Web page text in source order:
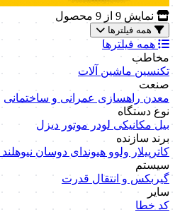
نمایش 9 از 9 محصول
همه فیلترها
همه فیلترها
مخاطب
تکنسین ماشین آلات
صنعت
معدن راهسازی عمرانی و ساختمانی
نوع دستگاه
بیل مکانیکی لودر موتور دیزل
برند سازنده
کاترپیلار ولوو هیوندای دوسان نیوهلند
سیستم
گیربکس و انتقال قدرت
سایر
کد خطا